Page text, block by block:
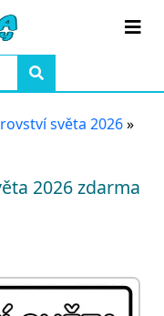
světa 2026»
2026 zdarma